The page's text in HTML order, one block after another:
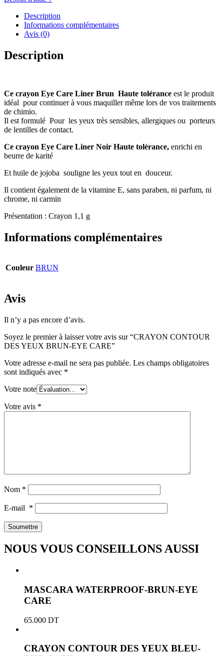
Description
Informations complémentaires
Avis (0)
Description
Ce crayon Eye Care Liner Brun Haute tolérance est le produit
idéal pour continuer à vous maquiller même lors de vos traitements
de chimio.
Il est formulé Pour les yeux très sensibles, allergiques ou porteurs
de lentilles de contact.
Ce crayon Eye Care Liner Noir Haute tolérance, enrichi en
beurre de karité
Et huile de jojoba souligne les yeux tout en douceur.
Il contient également de la vitamine E, sans paraben, ni parfum, ni
chrome, ni carmin
Présentation : Crayon 1,1 g
Informations complémentaires
Couleur BRUN
Avis
Il n’y a pas encore d’avis.
Soyez le premier à laisser votre avis sur “CRAYON CONTOUR
DES YEUX BRUN-EYE CARE”
Votre adresse e-mail ne sera pas publiée. Les champs obligatoires
sont indiqués avec *
Votre note
Votre avis *
Nom *
E-mail *
NOUS VOUS CONSEILLONS AUSSI
MASCARA WATERPROOF-BRUN-EYE
CARE
65.000 DT
CRAYON CONTOUR DES YEUX BLEU-